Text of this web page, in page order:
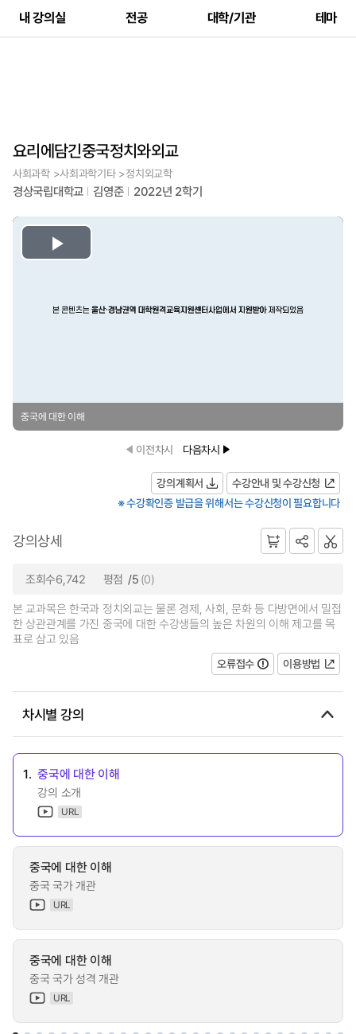
내 강의실 전공 대학/기관 테마
요리에담긴중국정치와외교
사회과학 >사회과학기타 >정치외교학
경상국립대학교 김영준 2022년 2학기
Play
중국에 대한 이해
이전차시 다음차시
강의계획서
수강안내 및 수강신청
※ 수강확인증 발급을 위해서는 수강신청이 필요합니다
강의상세
조회수6,742 평점 /5 (0)
본 교과목은 한국과 정치외교는 물론 경제, 사회, 문화 등 다방면에서 밀접
한 상관관계를 가진 중국에 대한 수강생들의 높은 차원의 이해 제고를 목
표로 삼고 있음
오류접수
이용방법
차시별 강의
1. 중국에 대한 이해
강의 소개
URL
중국에 대한 이해
중국 국가 개관
URL
중국에 대한 이해
중국 국가 성격 개관
URL